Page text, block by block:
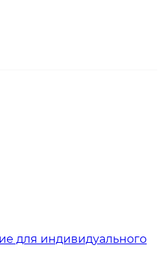
для индивидуального